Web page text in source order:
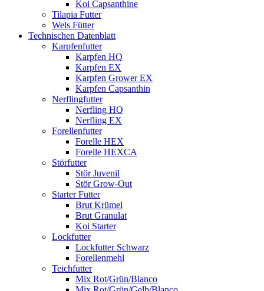
Koi Capsanthine
Tilapia Futter
Wels Fütter
Technischen Datenblatt
Karpfenfutter
Karpfen HQ
Karpfen EX
Karpfen Grower EX
Karpfen Capsanthin
Nerflingfutter
Nerfling HQ
Nerfling EX
Forellenfutter
Forelle HEX
Forelle HEXCA
Störfutter
Stör Juvenil
Stör Grow-Out
Starter Futter
Brut Krümel
Brut Granulat
Koi Starter
Lockfutter
Lockfutter Schwarz
Forellenmehl
Teichfutter
Mix Rot/Grün/Blanco